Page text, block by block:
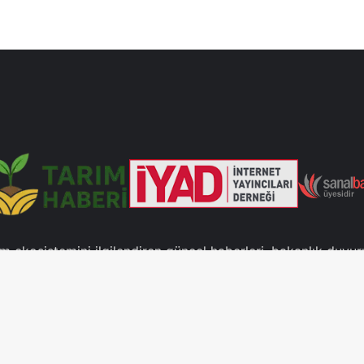
ekosistemini ilgilendiren güncel haberleri, bakanlık